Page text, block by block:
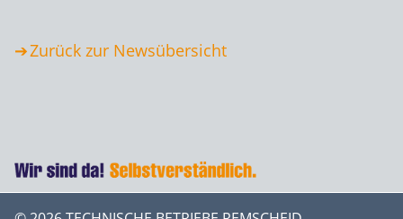
Zurück zur Newsübersicht